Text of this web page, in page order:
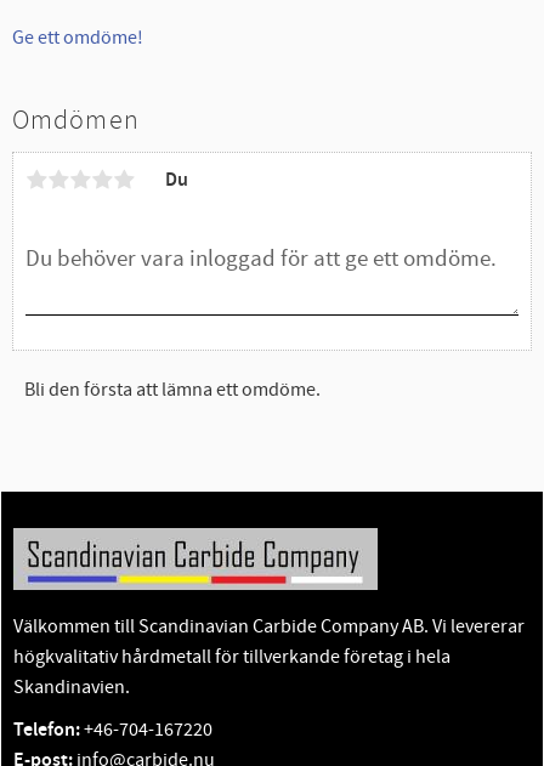
Ge ett omdöme!
Omdömen
Du
Bli den första att lämna ett omdöme.
Välkommen till Scandinavian Carbide Company AB. Vi levererar
högkvalitativ hårdmetall för tillverkande företag i hela
Skandinavien.
Telefon:+46-704-167220
E-post: info@carbide.nu